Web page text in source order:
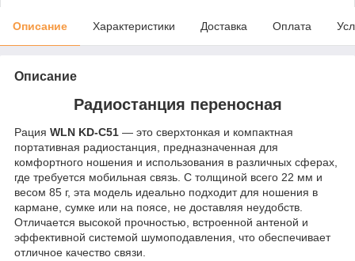
Описание Характеристики Доставка Оплата
Описание
Радиостанция переносная
Рация WLN KD-C51 — это сверхтонкая и компактная
портативная радиостанция, предназначенная для
комфортного ношения и использования в различных сферах,
где требуется мобильная связь. С толщиной всего 22 мм и
весом 85 г, эта модель идеально подходит для ношения в
кармане, сумке или на поясе, не доставляя неудобств.
Отличается высокой прочностью, встроенной антеной и
эффективной системой шумоподавления, что обеспечивает
отличное качество связи.